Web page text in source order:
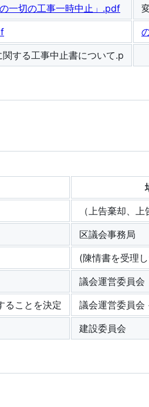
一切の工事一時中止」.pdf
する工事中止書について.p
（上告棄却、上
区議会事務局
(陳情書を受理
議会運営委員会
ることを決定
議会運営委員会
建設委員会